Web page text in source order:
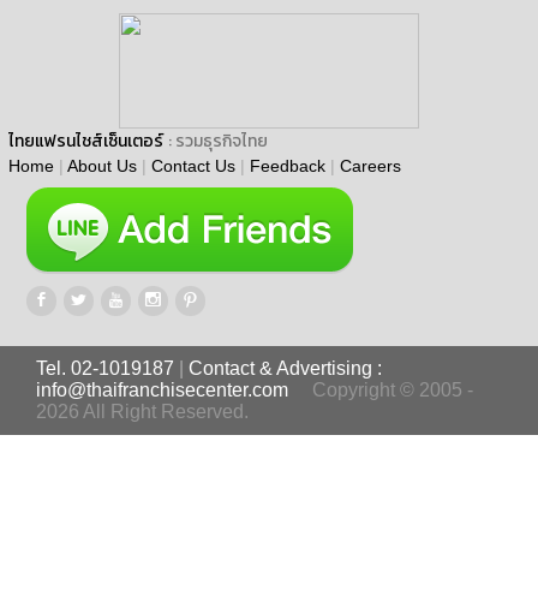
ไทยแฟรนไชส์เซ็นเตอร์ : รวมธุรกิจไทย
Home | About Us | Contact Us | Feedback | Careers
Tel. 02-1019187
Contact & Advertising :
info@thaifranchisecenter.com
Copyright © 2005 -
2026 All Right Reserved.